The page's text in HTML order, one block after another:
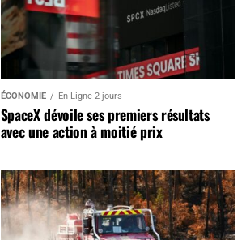
ÉCONOMIE En Ligne 2 jours
SpaceX dévoile ses premiers résultats
avec une action à moitié prix